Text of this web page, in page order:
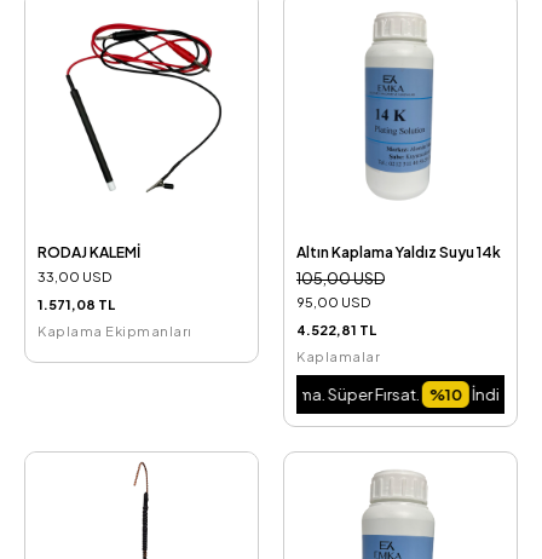
RODAJ KALEMİ
33,00 USD
1.571,08 TL
Kaplama Ekipmanları
Altın Kaplama Yaldız Suyu 14k
105,00 USD
95,00 USD
4.522,81 TL
Kaplamalar
İndirim Fırsatını Kaçırma. Süper Fırsat. %10 İndirim